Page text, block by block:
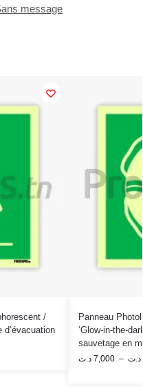
message
/
d’évacuation
Panneau
‘Glow-in-the-
sauvetage en
7,000 د.ت – د.ت